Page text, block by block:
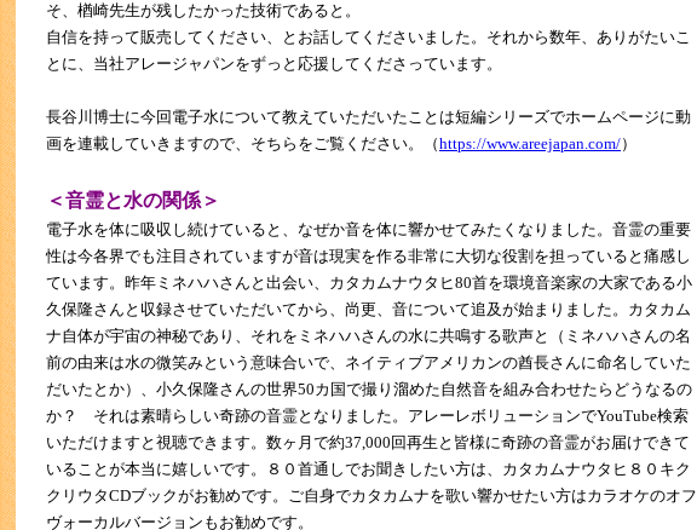
そ、楢崎先生が残したかった技術であると。
自信を持って販売してください、とお話してくださいました。それから数年、ありがたいこ
とに、当社アレージャパンをずっと応援してくださっています。
長谷川博士に今回電子水について教えていただいたことは短編シリーズでホームページに動
画を連載していきますので、そちらをご覧ください。（https://www.areejapan.com/）
＜音霊と水の関係＞
電子水を体に吸収し続けていると、なぜか音を体に響かせてみたくなりました。音霊の重要
性は今各界でも注目されていますが音は現実を作る非常に大切な役割を担っていると痛感し
ています。昨年ミネハハさんと出会い、カタカムナウタヒ80首を環境音楽家の大家である小
久保隆さんと収録させていただいてから、尚更、音について追及が始まりました。カタカム
ナ自体が宇宙の神秘であり、それをミネハハさんの水に共鳴する歌声と（ミネハハさんの名
前の由来は水の微笑みという意味合いで、ネイティブアメリカンの酋長さんに命名していた
だいたとか）、小久保隆さんの世界50カ国で撮り溜めた自然音を組み合わせたらどうなるの
か？ それは素晴らしい奇跡の音霊となりました。アレーレボリューションでYouTube検索
いただけますと視聴できます。数ヶ月で約37,000回再生と皆様に奇跡の音霊がお届けできて
いることが本当に嬉しいです。８０首通しでお聞きしたい方は、カタカムナウタヒ８０キク
クリウタCDブックがお勧めです。ご自身でカタカムナを歌い響かせたい方はカラオケのオフ
ヴォーカルバージョンもお勧めです。